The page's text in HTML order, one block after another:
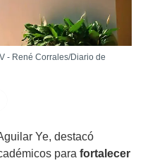
- René Corrales/Diario de
Ye, destacó
para fortalecer